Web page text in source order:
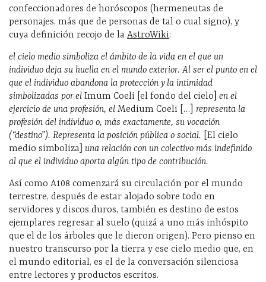
confeccionadores de horóscopos (hermeneutas de
personajes, más que de personas de tal o cual signo), y
cuya definición recojo de la AstroWiki:
el cielo medio simboliza el ámbito de la vida en el que un
individuo deja su huella en el mundo exterior. Al ser el punto en el
que el individuo abandona la protección y la intimidad
simbolizadas por el Imum Coeli [el fondo del cielo en el
ejercicio de una profesión, el Medium Coeli […] representa la
profesión del individuo o, más exactamente, su vocación
(“destino”). Representa la posición pública o social.
[El cielo
medio simboliza una relación con un colectivo más indefinido
al que el individuo aporta algún tipo de contribución.
Así como A108 comenzará su circulación por el mundo
terrestre, después de estar alojado sobre todo en
servidores y discos duros, también es destino de estos
ejemplares regresar al suelo (quizá a uno más inhóspito
que el de los árboles que le dieron origen). Pero pienso en
nuestro transcurso por la tierra y ese cielo medio que, en
el mundo editorial, es el de la conversación silenciosa
entre lectores y productos escritos.